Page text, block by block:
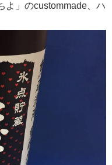
よ」のcustommade、ハ